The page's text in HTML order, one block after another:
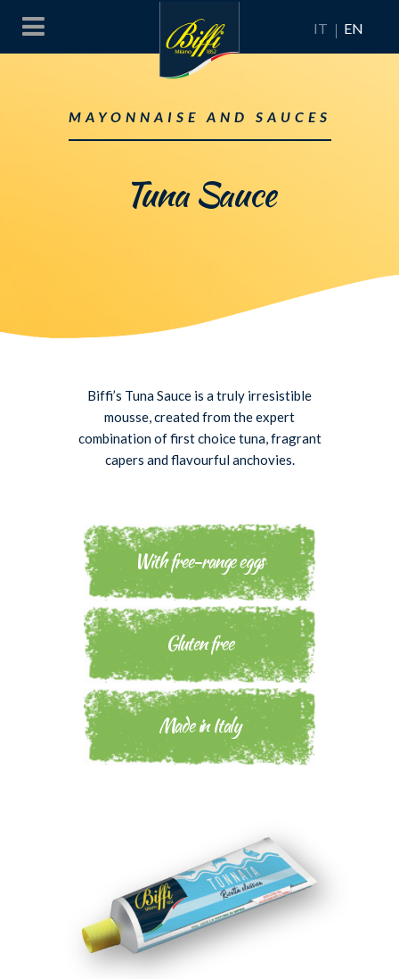
IT EN
MAYONNAISE AND SAUCES
Tuna Sauce
Biffi’s Tuna Sauce is a truly irresistible
mousse, created from the expert
combination of first choice tuna, fragrant
capers and flavourful anchovies.
With free-range eggs
Gluten free
Made in Italy